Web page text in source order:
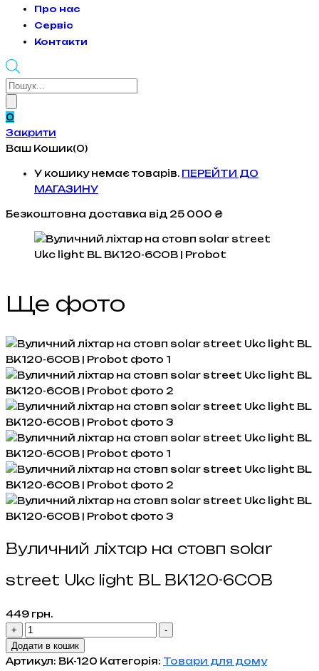
Про нас
Сервіс
Контакти
Products
0
Закрити
Ваш Кошик(0)
У кошику немає товарів. ПЕРЕЙТИ ДО
МАГАЗИНУ
Безкоштовна доставка від 25 000 ₴
Ще фото
Вуличний ліхтар на стовп solar
street Ukc light BL BK120-6COB
449 грн.
+
Вуличний
ліхтар
на
-
Додати в кошик
Артикул: BK-120 Категорія: Товари для дому